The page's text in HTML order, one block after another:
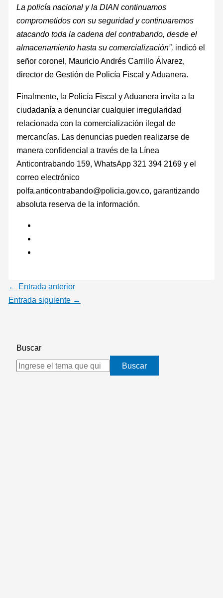
La policía nacional y la DIAN continuamos
comprometidos con su seguridad y continuaremos
atacando toda la cadena del contrabando, desde el
almacenamiento hasta su comercialización”, indicó el
señor coronel, Mauricio Andrés Carrillo Álvarez,
director de Gestión de Policía Fiscal y Aduanera.
Finalmente, la Policía Fiscal y Aduanera invita a la
ciudadanía a denunciar cualquier irregularidad
relacionada con la comercialización ilegal de
mercancías. Las denuncias pueden realizarse de
manera confidencial a través de la Línea
Anticontrabando 159, WhatsApp 321 394 2169 y el
correo electrónico
polfa.anticontrabando@policia.gov.co, garantizando
absoluta reserva de la información.
← Entrada anterior
Entrada siguiente →
Buscar
Buscar